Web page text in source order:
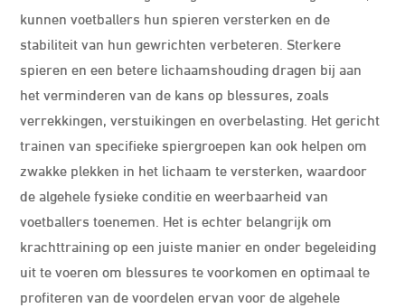
kunnen voetballers hun spieren versterken en de
stabiliteit van hun gewrichten verbeteren. Sterkere
spieren en een betere lichaamshouding dragen bij aan
het verminderen van de kans op blessures, zoals
verrekkingen, verstuikingen en overbelasting. Het gericht
trainen van specifieke spiergroepen kan ook helpen om
zwakke plekken in het lichaam te versterken, waardoor
de algehele fysieke conditie en weerbaarheid van
voetballers toenemen. Het is echter belangrijk om
krachttraining op een juiste manier en onder begeleiding
uit te voeren om blessures te voorkomen en optimaal te
profiteren van de voordelen ervan voor de algehele